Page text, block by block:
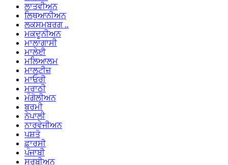
ਲਾਤਵੀਅਨ
ਲਿਥੁਆਨੀਅਨ
ਲਕਸਮਬਰਗ ..
ਮਕਦੂਨੀਅਨ
ਮਾਲਾਗਾਸੀ
ਮਾਲੇਈ
ਮਲਿਆਲਮ
ਮਾਲਟੀਜ਼
ਮਾਓਰੀ
ਮਰਾਠੀ
ਮੰਗੋਲੀਅਨ
ਬਰਮੀ
ਨੇਪਾਲੀ
ਨਾਰਵੇਜੀਅਨ
ਪਸ਼ਤੋ
ਫ਼ਾਰਸੀ
ਪੰਜਾਬੀ
ਸਰਬੀਅਨ